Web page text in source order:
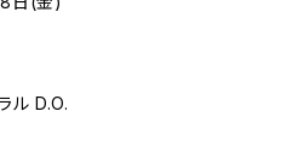
ル D.O.